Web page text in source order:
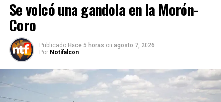
Se volcó una gandola en la Morón-
Coro
Publicado Hace 5 horas on agosto 7, 2026
Por Notifalcon